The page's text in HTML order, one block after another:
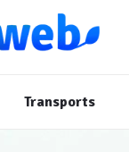
Transports